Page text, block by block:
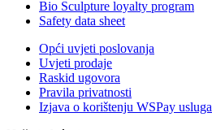
Bio Sculpture loyalty program
Safety data sheet
Opći uvjeti poslovanja
Uvjeti prodaje
Raskid ugovora
Pravila privatnosti
Izjava o korištenju WSPay usluga